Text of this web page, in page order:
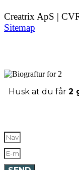
Creatrix ApS |
Sitemap
Husk at du får 2